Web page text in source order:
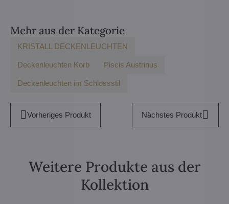
Mehr aus der Kategorie
KRISTALL DECKENLEUCHTEN
Deckenleuchten Korb Piscis Austrinus
Deckenleuchten im Schlossstil
Vorheriges Produkt Nächstes Produkt
Weitere Produkte aus der
Kollektion